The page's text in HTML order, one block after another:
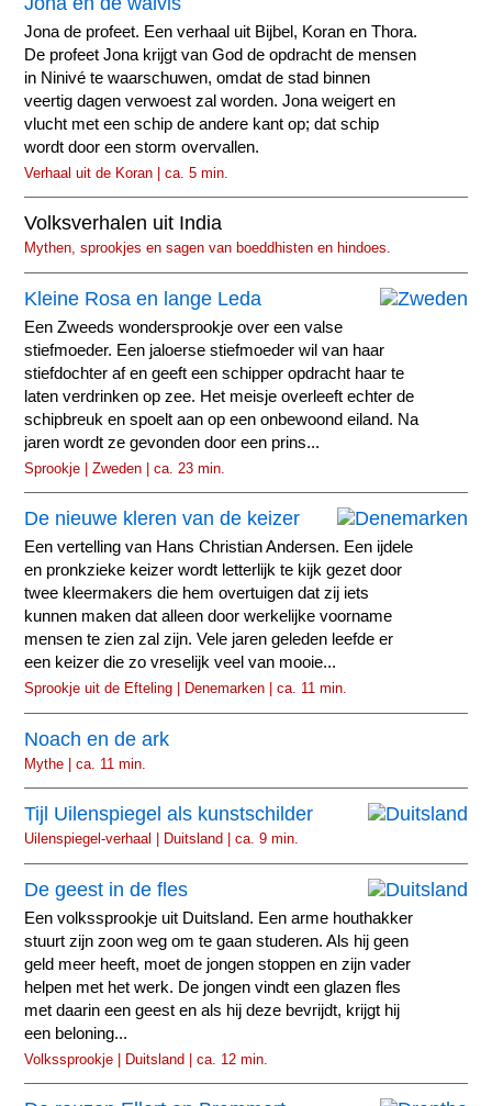
Jona de profeet. Een verhaal uit Bijbel, Koran en Thora.
De profeet Jona krijgt van God de opdracht de mensen
in Ninivé te waarschuwen, omdat de stad binnen
veertig dagen verwoest zal worden. Jona weigert en
vlucht met een schip de andere kant op; dat schip
wordt door een storm overvallen.
Verhaal uit de Koran | ca. 5 min.
Volksverhalen uit India
Mythen, sprookjes en sagen van boeddhisten en hindoes.
Kleine Rosa en lange Leda
Een Zweeds wondersprookje over een valse
stiefmoeder. Een jaloerse stiefmoeder wil van haar
stiefdochter af en geeft een schipper opdracht haar te
laten verdrinken op zee. Het meisje overleeft echter de
schipbreuk en spoelt aan op een onbewoond eiland. Na
jaren wordt ze gevonden door een prins...
Sprookje | Zweden | ca. 23 min.
De nieuwe kleren van de keizer
Een vertelling van Hans Christian Andersen. Een ijdele
en pronkzieke keizer wordt letterlijk te kijk gezet door
twee kleermakers die hem overtuigen dat zij iets
kunnen maken dat alleen door werkelijke voorname
mensen te zien zal zijn. Vele jaren geleden leefde er
een keizer die zo vreselijk veel van mooie...
Sprookje uit de Efteling | Denemarken | ca. 11 min.
Noach en de ark
Mythe | ca. 11 min.
Tijl Uilenspiegel als kunstschilder
Uilenspiegel-verhaal | Duitsland | ca. 9 min.
De geest in de fles
Een volkssprookje uit Duitsland. Een arme houthakker
stuurt zijn zoon weg om te gaan studeren. Als hij geen
geld meer heeft, moet de jongen stoppen en zijn vader
helpen met het werk. De jongen vindt een glazen fles
met daarin een geest en als hij deze bevrijdt, krijgt hij
een beloning...
Volkssprookje | Duitsland | ca. 12 min.